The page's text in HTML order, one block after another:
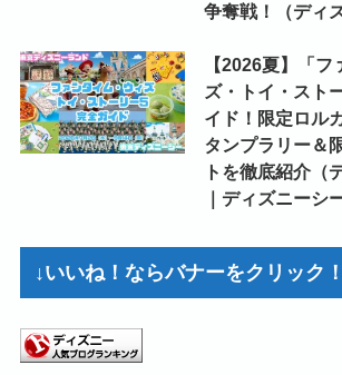
争奪戦！（ディ
【2026夏】「
ズ・トイ・スト
イド！限定ロル
タンプラリー＆
トを徹底紹介（
｜ディズニーシー
↓いいね！ならバナーをクリック！